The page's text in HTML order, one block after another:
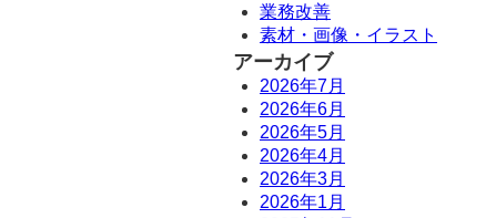
業務改善
素材・画像・イラスト
アーカイブ
2026年7月
2026年6月
2026年5月
2026年4月
2026年3月
2026年1月